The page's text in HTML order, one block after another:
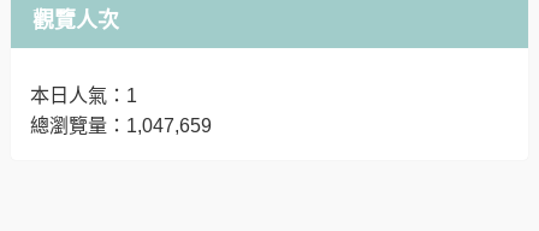
觀覽人次
本日人氣：1
總瀏覽量：1,047,659